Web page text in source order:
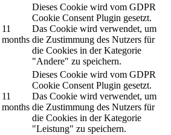
11
months
Dieses Cookie wird vom GDPR
Cookie Consent Plugin gesetzt.
Das Cookie wird verwendet, um
die Zustimmung des Nutzers für
die Cookies in der Kategorie
"Andere" zu speichern.
11
months
Dieses Cookie wird vom GDPR
Cookie Consent Plugin gesetzt.
Das Cookie wird verwendet, um
die Zustimmung des Nutzers für
die Cookies in der Kategorie
"Leistung" zu speichern.